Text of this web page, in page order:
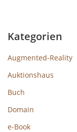
Kategorien
Augmented-Reality
Auktionshaus
Buch
Domain
e-Book